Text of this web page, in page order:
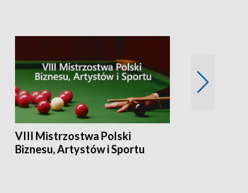
VIII Mistrzostwa Polski
Biznesu, Artystów i Sportu